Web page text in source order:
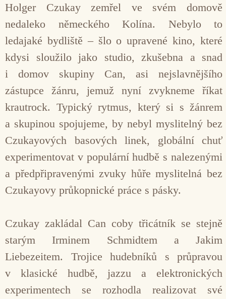
Holger Czukay zemřel ve svém domově
nedaleko německého Kolína. Nebylo to
ledajaké bydliště – šlo o upravené kino, které
kdysi sloužilo jako studio, zkušebna a snad
i domov skupiny Can, asi nejslavnějšího
zástupce žánru, jemuž nyní zvykneme říkat
krautrock. Typický rytmus, který si s žánrem
a skupinou spojujeme, by nebyl myslitelný bez
Czukayových basových linek, globální chuť
experimentovat v populární hudbě s nalezenými
a předpřipravenými zvuky hůře myslitelná bez
Czukayovy průkopnické práce s pásky.
Czukay zakládal Can coby třicátník se stejně
starým Irminem Schmidtem a Jakim
Liebezeitem. Trojice hudebníků s průpravou
v klasické hudbě, jazzu a elektronických
experimentech se rozhodla realizovat své